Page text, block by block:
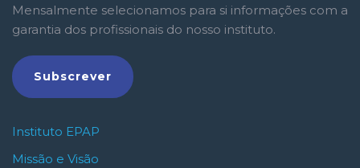
Mensalmente selecionamos para si informações com a
garantia dos profissionais do nosso instituto.
Subscrever
Instituto EPAP
Missão e Visão